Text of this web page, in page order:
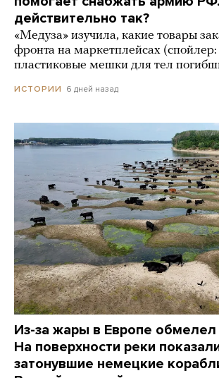
действительно так?
«Медуза» изучила, какие товары
фронта на маркетплейсах
пластиковые мешки для тел
ИСТОРИИ 6 дней назад
Из-за жары в Европе
На поверхности реки
затонувшие немецкие